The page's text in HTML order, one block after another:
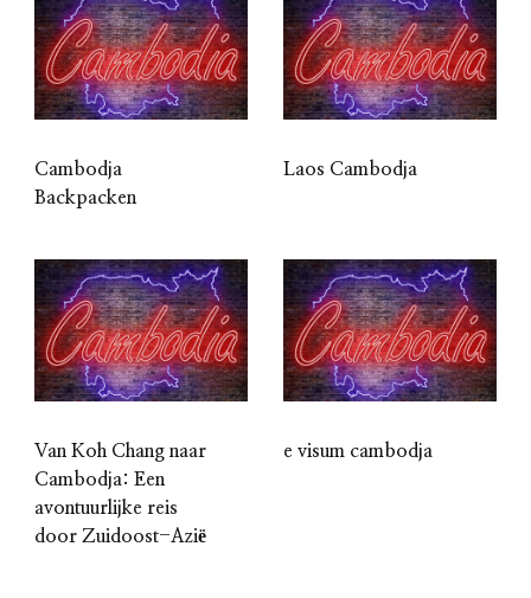
Cambodja
Backpacken
Laos Cambodja
Van Koh Chang naar
Cambodja: Een
avontuurlijke reis
door Zuidoost-Azië
e visum cambodja